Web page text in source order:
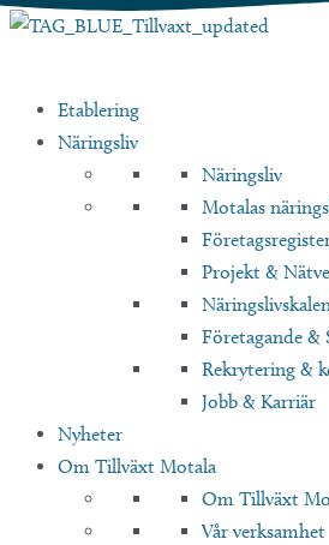
Hoppa
Etablering
Näringsliv
Näringsliv
Motalas
Projekt &
Företagande &
Rekrytering &
Jobb & Karriär
Nyheter
Om Tillväxt Motala
Om Tillväxt
Vår verksamhet